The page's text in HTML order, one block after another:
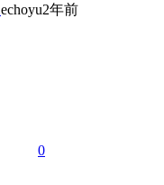
echoyu2年前
0